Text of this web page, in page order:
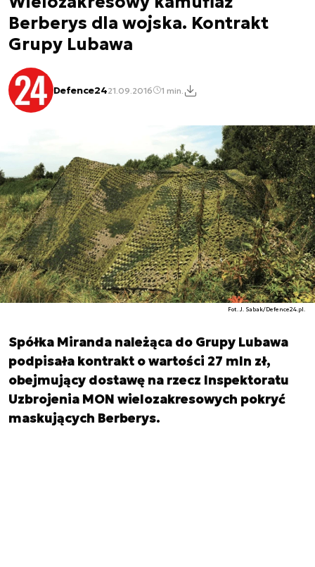
Berberys dla wojska. Kontrakt
Grupy Lubawa
Defence2421.09.2016 1 min.
Fot. J. Sabak/Defence24.pl.
Spółka Miranda należąca do Grupy Lubawa
podpisała kontrakt o wartości 27 mln zł,
obejmujący dostawę na rzecz Inspektoratu
Uzbrojenia MON wielozakresowych pokryć
maskujących Berberys.